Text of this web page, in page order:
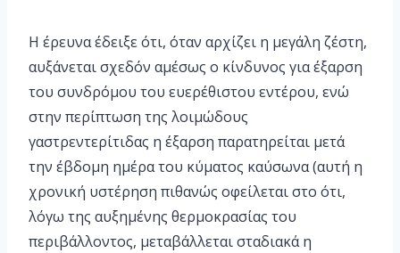
Η έρευνα έδειξε ότι, όταν αρχίζει η μεγάλη ζέστη,
αυξάνεται σχεδόν αμέσως ο κίνδυνος για έξαρση
του συνδρόμου του ευερέθιστου εντέρου, ενώ
στην περίπτωση της λοιμώδους
γαστρεντερίτιδας η έξαρση παρατηρείται μετά
την έβδομη ημέρα του κύματος καύσωνα (αυτή η
χρονική υστέρηση πιθανώς οφείλεται στο ότι,
λόγω της αυξημένης θερμοκρασίας του
περιβάλλοντος, μεταβάλλεται σταδιακά η